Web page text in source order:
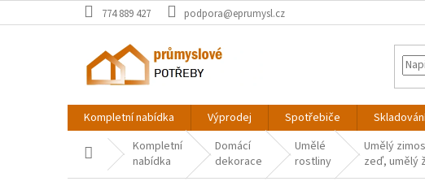
na
774 889 427 podpora@eprumysl.cz
Kompletní nabídka Výprodej Spotřebiče
Domů Kompletní
nabídka
Domácí
dekorace
Umělé
rostliny
Umělý
zeď, umělý